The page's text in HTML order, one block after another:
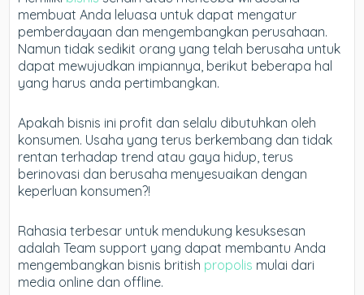
membuat Anda leluasa untuk dapat mengatur
pemberdayaan dan mengembangkan perusahaan.
Namun tidak sedikit orang yang telah berusaha untuk
dapat mewujudkan impiannya, berikut beberapa hal
yang harus anda pertimbangkan.
Apakah bisnis ini profit dan selalu dibutuhkan oleh
konsumen. Usaha yang terus berkembang dan tidak
rentan terhadap trend atau gaya hidup, terus
berinovasi dan berusaha menyesuaikan dengan
keperluan konsumen?!
Rahasia terbesar untuk mendukung kesuksesan
adalah Team support yang dapat membantu Anda
mengembangkan bisnis british propolis mulai dari
media online dan offline.